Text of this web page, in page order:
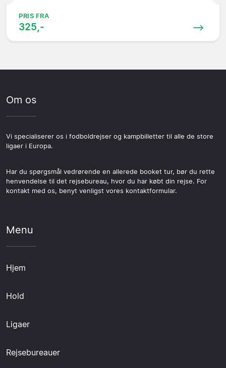
PRIS FRA
325,-
Om os
Vi specialiserer os i fodboldrejser og kampbilletter til alle de store
ligaer i Europa.
Har du spørgsmål vedrørende en allerede booket tur, bør du rette
henvendelse til det rejsebureau, hvor du har købt din rejse. For
kontakt med os, benyt venligst vores kontaktformular.
Menu
Hjem
Hold
Ligaer
Rejsebureauer